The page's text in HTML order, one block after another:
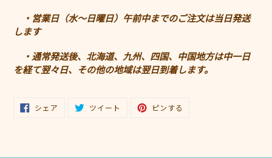
・営業日（水〜日曜日）午前中までのご注文は当日発送
します
・通常発送後、北海道、九州、四国、中国地方は中一日
を経て翌々日、その他の地域は翌日到着します。
シェア FACEBOOKツイート TWITTERピンする